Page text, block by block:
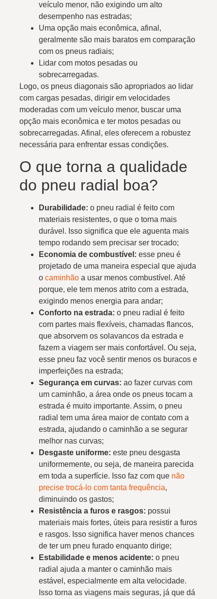
veículo menor, não exigindo um alto
desempenho nas estradas;
Uma opção mais econômica, afinal,
geralmente são mais baratos em comparação
com os pneus radiais;
Lidar com motos pesadas ou
sobrecarregadas.
Logo, os pneus diagonais são apropriados ao lidar
com cargas pesadas, dirigir em velocidades
moderadas com um veículo menor, buscar uma
opção mais econômica e ter motos pesadas ou
sobrecarregadas. Afinal, eles oferecem a robustez
necessária para enfrentar essas condições.
O que torna a qualidade
do pneu radial boa?
Durabilidade: o pneu radial é feito com
materiais resistentes, o que o torna mais
durável. Isso significa que ele aguenta mais
tempo rodando sem precisar ser trocado;
Economia de combustível: esse pneu é
projetado de uma maneira especial que ajuda
o caminhão a usar menos combustível. Até
porque, ele tem menos atrito com a estrada,
exigindo menos energia para andar;
Conforto na estrada: o pneu radial é feito
com partes mais flexíveis, chamadas flancos,
que absorvem os solavancos da estrada e
fazem a viagem ser mais confortável. Ou seja,
esse pneu faz você sentir menos os buracos e
imperfeições na estrada;
Segurança em curvas: ao fazer curvas com
um caminhão, a área onde os pneus tocam a
estrada é muito importante. Assim, o pneu
radial tem uma área maior de contato com a
estrada, ajudando o caminhão a se segurar
melhor nas curvas;
Desgaste uniforme: este pneu desgasta
uniformemente, ou seja, de maneira parecida
em toda a superfície. Isso faz com que não
precise trocá-lo com tanta frequência,
diminuindo os gastos;
Resistência a furos e rasgos: possui
materiais mais fortes, úteis para resistir a furos
e rasgos. Isso significa haver menos chances
de ter um pneu furado enquanto dirige;
Estabilidade e menos acidente: o pneu
radial ajuda a manter o caminhão mais
estável, especialmente em alta velocidade.
Isso torna as viagens mais seguras, já que dá